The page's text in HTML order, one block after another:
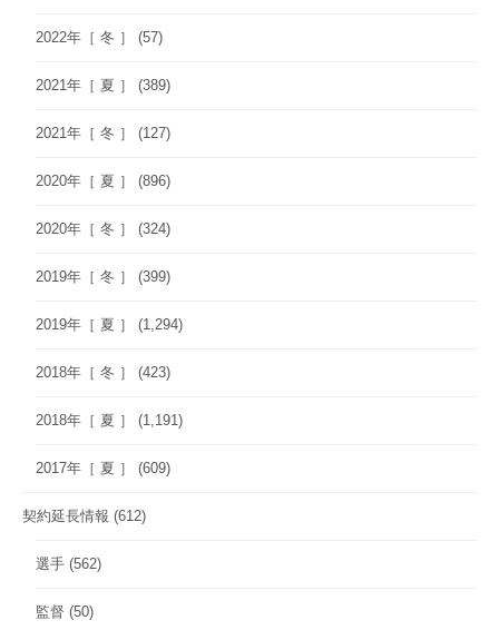
2022年［ 冬 ］ (57)
2021年［ 夏 ］ (389)
2021年［ 冬 ］ (127)
2020年［ 夏 ］ (896)
2020年［ 冬 ］ (324)
2019年［ 冬 ］ (399)
2019年［ 夏 ］ (1,294)
2018年［ 冬 ］ (423)
2018年［ 夏 ］ (1,191)
2017年［ 夏 ］ (609)
契約延長情報 (612)
選手 (562)
監督 (50)